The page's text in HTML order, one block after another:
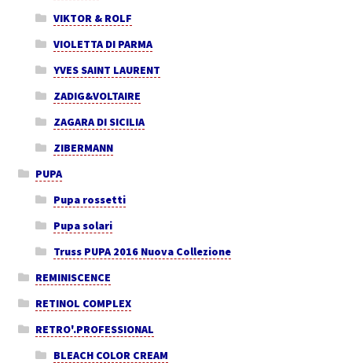
VIKTOR & ROLF
VIOLETTA DI PARMA
YVES SAINT LAURENT
ZADIG&VOLTAIRE
ZAGARA DI SICILIA
ZIBERMANN
PUPA
Pupa rossetti
Pupa solari
Truss PUPA 2016 Nuova Collezione
REMINISCENCE
RETINOL COMPLEX
RETRO'.PROFESSIONAL
BLEACH COLOR CREAM